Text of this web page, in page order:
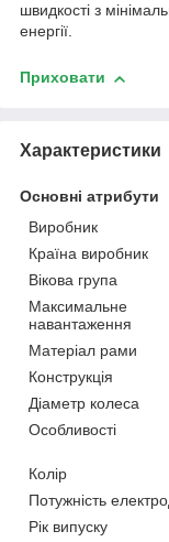
швидкості з
енергії.
Приховати
Характеристики
Основні атрибути
Виробник
Країна виробник
Вікова група
Максимальне
навантаження
Матеріал рами
Конструкція
Діаметр колеса
Особливості
Колір
Потужність
Рік випуску